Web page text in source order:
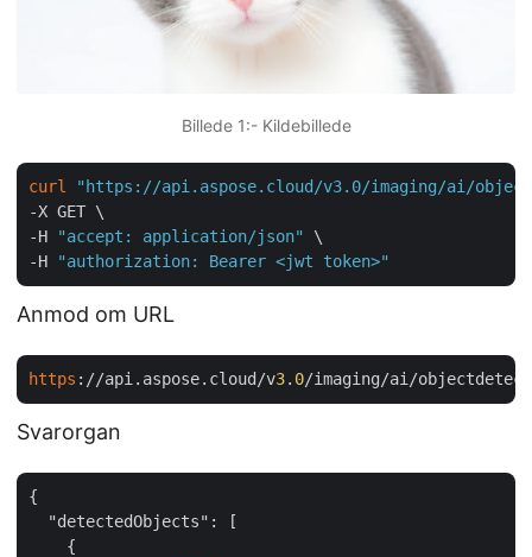
Billede 1:- Kildebillede
curl
"https://api.aspose.cloud/v3.0/imaging/ai/
-X GET \
-H
"accept: application/json"
\
-H
"authorization: Bearer <jwt token>"
Anmod om URL
https ://api.aspose.cloud/v3. 0/imaging/ai/
Svarorgan
{
"detectedObjects" : [
    {